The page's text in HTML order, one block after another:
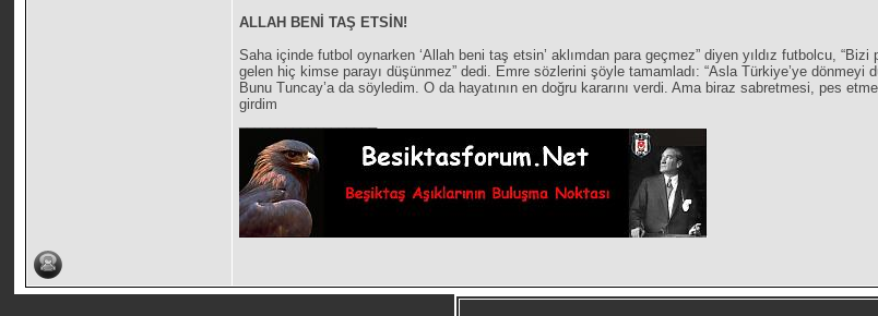
ALLAH BENİ TAŞ ETSİN!
Saha içinde futbol oynarken ‘Allah beni taş etsin’ aklımdan para geçmez” diyen yıldız futbolcu,
gelen hiç kimse parayı düşünmez” dedi. Emre sözlerini şöyle tamamladı: “Asla Türkiye’ye
Bunu Tuncay’a da söyledim. O da hayatının en doğru kararını verdi. Ama biraz sabretmesi, pes
girdim